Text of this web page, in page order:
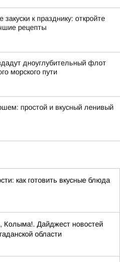
к празднику: откройте
рецепты
дноуглубительный флот
морского пути
простой и вкусный ленивый
как готовить вкусные блюда
Колыма!. Дайджест новостей
области